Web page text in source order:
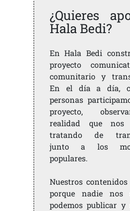
¿Quieres
Hala Bedi?
En Hala Bedi
proyecto
comunitario y
En el día a día,
personas
proyecto,
realidad que
tratando de
junto a los
populares.
Nuestros
porque nadie nos
podemos publicar